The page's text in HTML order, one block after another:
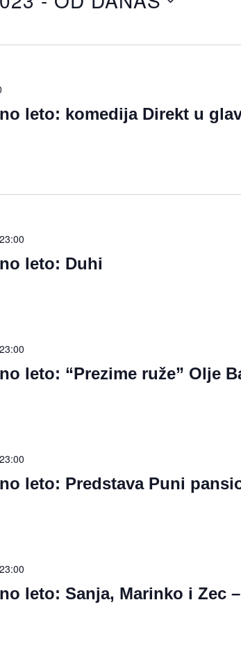
leto: komedija Direkt u
23:00
leto: Duhi
23:00
leto: “Prezime ruže” Olje
23:00
leto: Predstava Puni
23:00
leto: Sanja, Marinko i Zec